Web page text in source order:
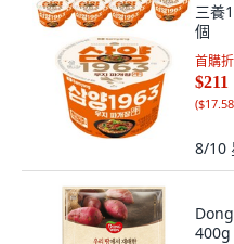
三養
個
首購
$211
(
8/10
400g